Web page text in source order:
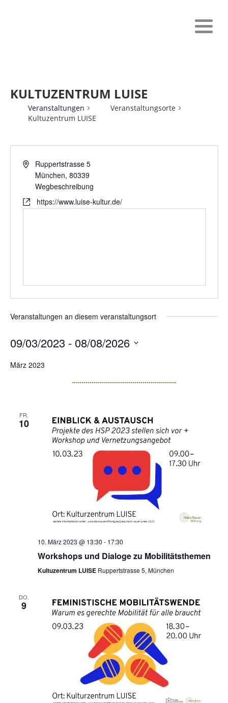
KULTUZENTRUM LUISE
Veranstaltungen
Veranstaltungsorte
Kultuzentrum LUISE
Ruppertstrasse 5
München, 80339
Wegbeschreibung
https://www.luise-kultur.de/
Veranstaltungen an diesem veranstaltungsort
09/03/2023 - 08/08/2026
wählen.
März 2023
FR.
10
10. März 2023 @ 13:30 - 17:30
Workshops und Dialoge zu Mobilitätsthemen
Kultuzentrum LUISE Ruppertstrasse 5, München
DO.
9